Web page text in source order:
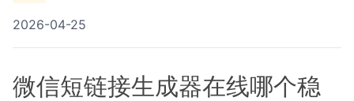
2026-04-25
微信短链接生成器在线哪个稳